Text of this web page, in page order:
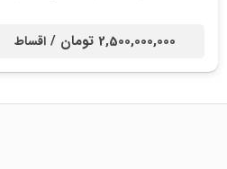
2,500,000,000 تومان / اقساط